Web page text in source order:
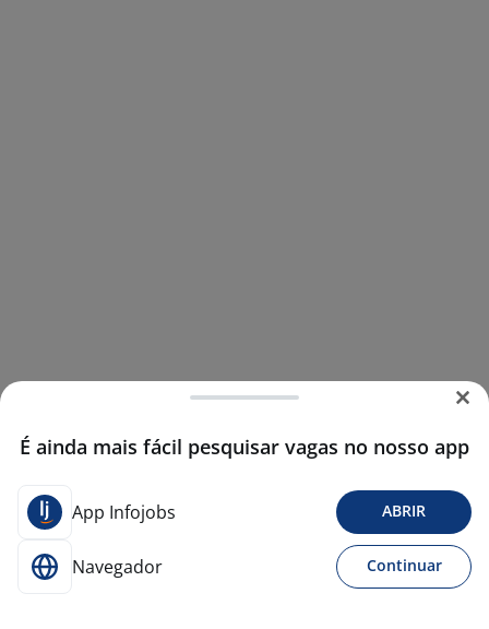
É ainda mais fácil pesquisar vagas no nosso app
App Infojobs ABRIR
Navegador Continuar